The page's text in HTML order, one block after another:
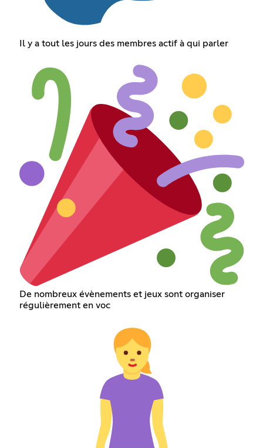
Il y a tout les jours des membres actif à qui parler
De nombreux évènements et jeux sont organiser
régulièrement en voc